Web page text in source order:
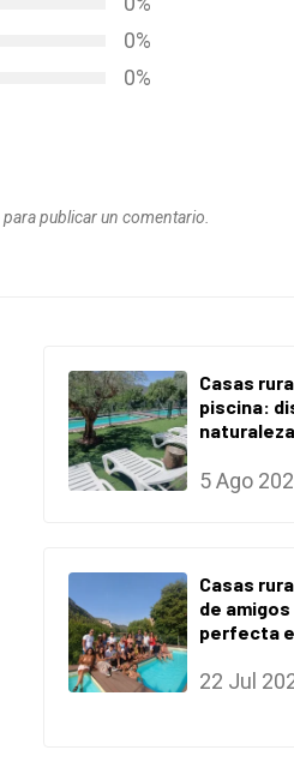
0%
0%
para publicar un comentario.
Casas
piscina:
naturaleza
5 Ago
Casas
de
perfecta
22 Jul